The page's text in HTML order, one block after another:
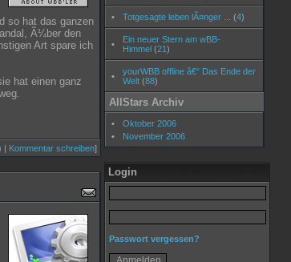
so hat das ganzen
Ã¼ber den
Art spare ich
hat einen ganz
| Kommentar schreiben]
• Totgesagte leben lÃ¤nger ... (4)
•
Ein neuer Stern am wBB-
Himmel (21)
•
yourWBB offline â€“ Das Ende der
Welt (88)
AllStars Archiv
•
Oktober 2006
•
November 2006
Login
Passwort vergessen?